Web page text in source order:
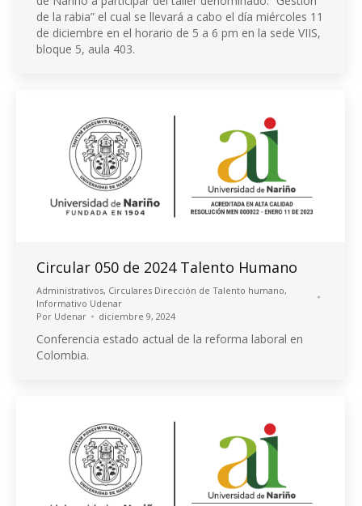
de la rabia” el cual se llevará a cabo el día miércoles 11
de diciembre en el horario de 5 a 6 pm en la sede VIIS,
bloque 5, aula 403.
Circular 050 de 2024 Talento Humano
Administrativos, Circulares Dirección de Talento humano,
Informativo Udenar
Por Udenar diciembre 9, 2024
Conferencia estado actual de la reforma laboral en
Colombia.